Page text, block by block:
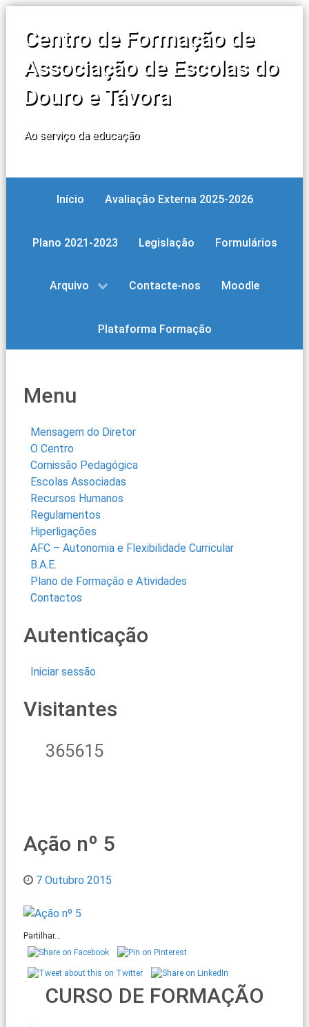
Centro de Formação de
Associação de Escolas do
Douro e Távora
Ao serviço da educação
Início Avaliação Externa 2025-2026
Plano 2021-2023 Legislação Formulários
Arquivo Contacte-nos Moodle
Plataforma Formação
Menu
Mensagem do Diretor
O Centro
Comissão Pedagógica
Escolas Associadas
Recursos Humanos
Regulamentos
Hiperligações
AFC – Autonomia e Flexibilidade Curricular
B.A.E.
Plano de Formação e Atividades
Contactos
Autenticação
Iniciar sessão
Visitantes
365615
Ação nº 5
7 Outubro 2015
Partilhar...
CURSO DE FORMAÇÃO